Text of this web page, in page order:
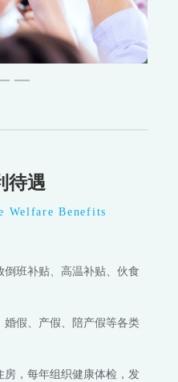
待遇
Welfare Benefits
班补贴、高温补贴、伙食
婚假、产假、陪产假等各类
，每年组织健康体检，发